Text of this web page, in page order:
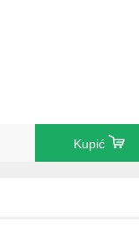
Kupić